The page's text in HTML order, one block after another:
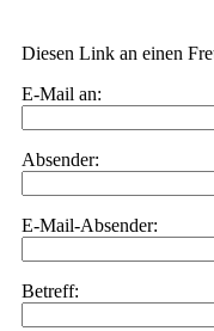
Diesen Link an einen
E-Mail an:
Absender:
E-Mail-Absender:
Betreff: